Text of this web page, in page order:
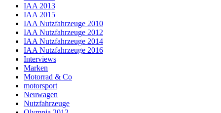
IAA 2013
IAA 2015
IAA Nutzfahrzeuge 2010
IAA Nutzfahrzeuge 2012
IAA Nutzfahrzeuge 2014
IAA Nutzfahrzeuge 2016
Interviews
Marken
Motorrad & Co
motorsport
Neuwagen
Nutzfahrzeuge